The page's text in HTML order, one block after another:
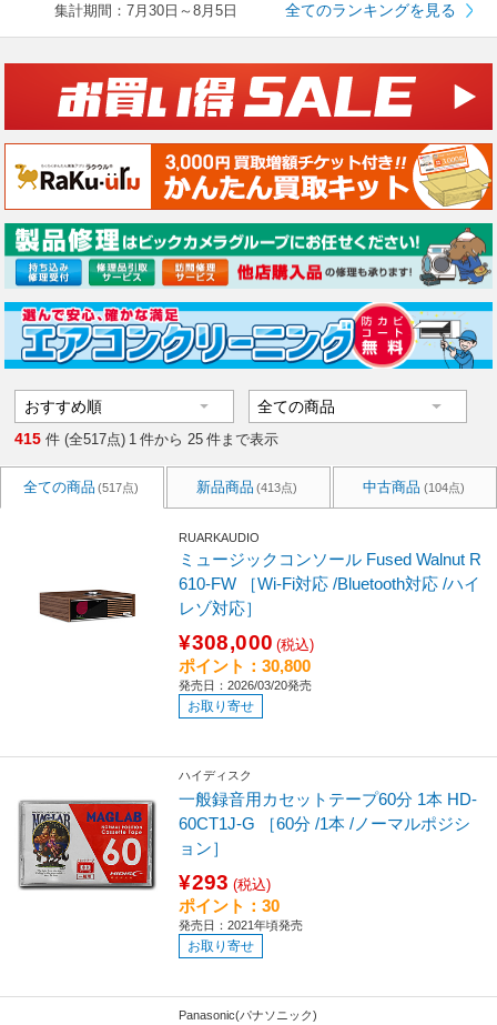
集計期間：7月30日～8月5日 全てのランキングを見る
415 件 (全517点) 1 件から 25 件まで表示
全ての商品 (517点) 新品商品 (413点) 中古商品 (104点)
RUARKAUDIO
ミュージックコンソール Fused Walnut R
610-FW ［Wi-Fi対応 /Bluetooth対応 /ハイ
レゾ対応］
¥308,000 (税込)
ポイント：30,800
発売日：2026/03/20発売
お取り寄せ
ハイディスク
一般録音用カセットテープ60分 1本 HD-
60CT1J-G ［60分 /1本 /ノーマルポジシ
ョン］
¥293 (税込)
ポイント：30
発売日：2021年頃発売
お取り寄せ
Panasonic(パナソニック)